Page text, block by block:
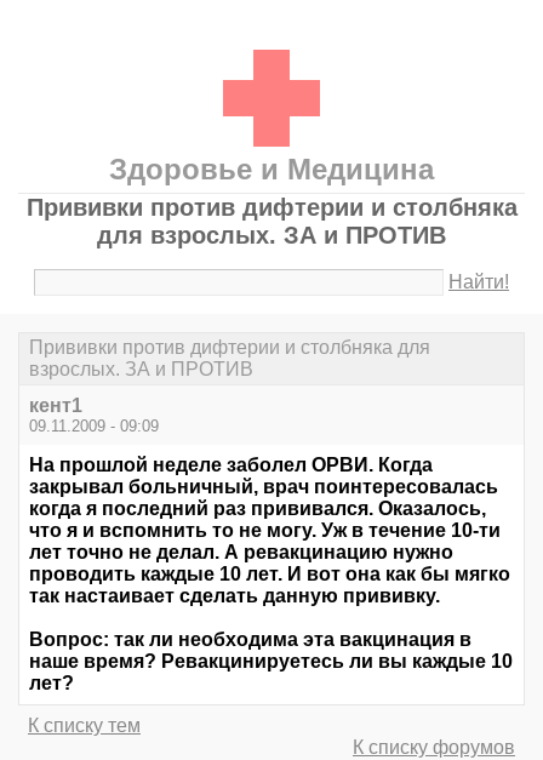
Здоровье и Медицина
Прививки против дифтерии и столбняка
для взрослых. ЗА и ПРОТИВ
Найти!
Прививки против дифтерии и столбняка для
взрослых. ЗА и ПРОТИВ
кент1
09.11.2009 - 09:09
На прошлой неделе заболел ОРВИ. Когда
закрывал больничный, врач поинтересовалась
когда я последний раз прививался. Оказалось,
что я и вспомнить то не могу. Уж в течение 10-ти
лет точно не делал. А ревакцинацию нужно
проводить каждые 10 лет. И вот она как бы мягко
так настаивает сделать данную прививку.
Вопрос: так ли необходима эта вакцинация в
наше время? Ревакцинируетесь ли вы каждые 10
лет?
К списку тем
К списку форумов